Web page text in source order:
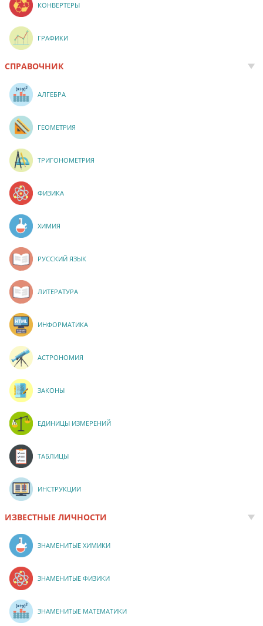
КОНВЕРТЕРЫ
ГРАФИКИ
СПРАВОЧНИК
АЛГЕБРА
ГЕОМЕТРИЯ
ТРИГОНОМЕТРИЯ
ФИЗИКА
ХИМИЯ
РУССКИЙ ЯЗЫК
ЛИТЕРАТУРА
ИНФОРМАТИКА
АСТРОНОМИЯ
ЗАКОНЫ
ЕДИНИЦЫ ИЗМЕРЕНИЙ
ТАБЛИЦЫ
ИНСТРУКЦИИ
ИЗВЕСТНЫЕ ЛИЧНОСТИ
ЗНАМЕНИТЫЕ ХИМИКИ
ЗНАМЕНИТЫЕ ФИЗИКИ
ЗНАМЕНИТЫЕ МАТЕМАТИКИ